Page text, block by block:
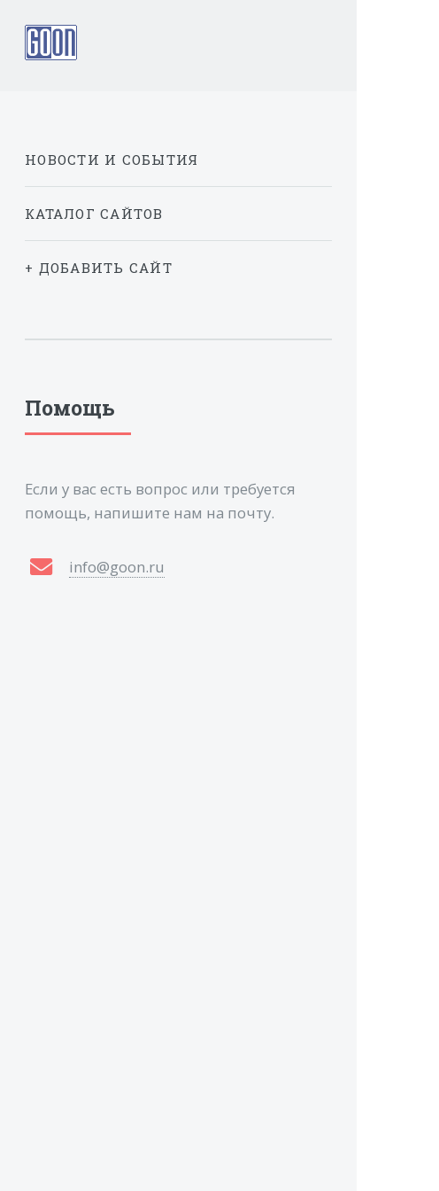
НОВОСТИ И СОБЫТИЯ
КАТАЛОГ САЙТОВ
+ ДОБАВИТЬ САЙТ
Помощь
Если у вас есть вопрос или требуется
помощь, напишите нам на почту.
info@goon.ru